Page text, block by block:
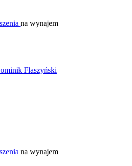
na wynajem
na wynajem